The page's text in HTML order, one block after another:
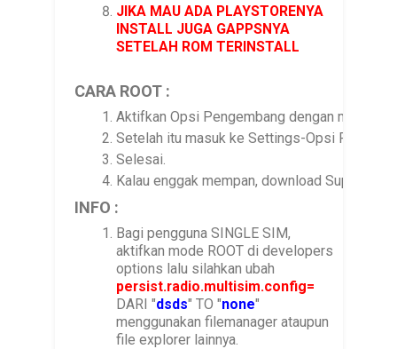
JIKA MAU ADA PLAYSTORENYA
INSTALL JUGA GAPPSNYA
SETELAH ROM TERINSTALL
CARA ROOT :
Aktifkan Opsi Pengembang dengan men-tap
Setelah itu masuk ke Settings-Opsi
Selesai.
Kalau enggak mempan, download SuperSU
INFO :
Bagi pengguna SINGLE SIM,
aktifkan mode ROOT di developers
options lalu silahkan ubah
persist.radio.multisim.config=
DARI "dsds" TO "none"
menggunakan filemanager ataupun
file explorer lainnya.